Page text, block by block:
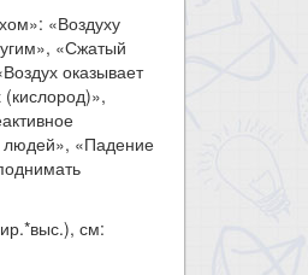
«Воздуху
«Сжатый
оказывает
людей», «Падение
см: